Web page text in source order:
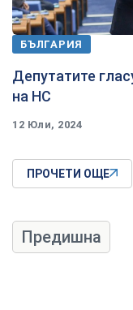
БЪЛГАРИЯ
Депутатите
на НС
12 Юли, 2024
ПРОЧЕТИ ОЩЕ
Предишна